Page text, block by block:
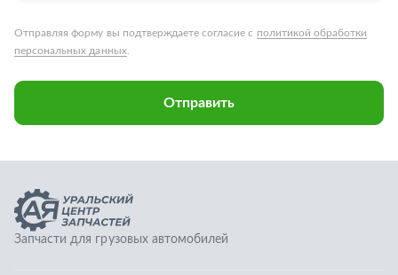
Запчасти для грузовых автомобилей
Каталог запчастей
Спецпредложения
О компании
Контакты